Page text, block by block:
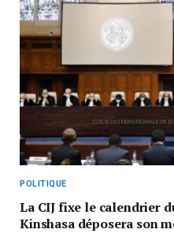
POLITIQUE
La CIJ fixe le calendrier
Kinshasa déposera son